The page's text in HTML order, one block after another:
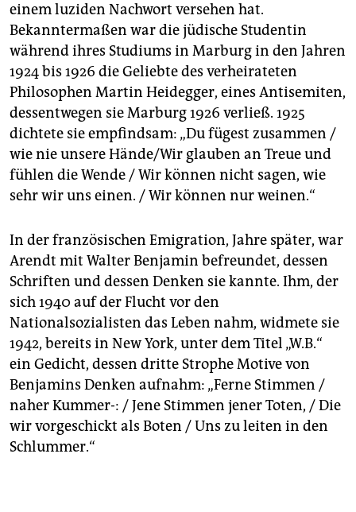
einem luziden Nachwort versehen hat.
Bekanntermaßen war die jüdische Studentin
während ihres Studiums in Marburg in den Jahren
1924 bis 1926 die Geliebte des verheirateten
Philosophen Martin Heidegger, eines Antisemiten,
dessentwegen sie Marburg 1926 verließ. 1925
dichtete sie empfindsam: „Du fügest zusammen /
wie nie unsere Hände/Wir glauben an Treue und
fühlen die Wende / Wir können nicht sagen, wie
sehr wir uns einen. / Wir können nur weinen.“
In der französischen Emigration, Jahre später, war
Arendt mit Walter Benjamin befreundet, dessen
Schriften und dessen Denken sie kannte. Ihm, der
sich 1940 auf der Flucht vor den
Nationalsozialisten das Leben nahm, widmete sie
1942, bereits in New York, unter dem Titel „W.B.“
ein Gedicht, dessen dritte Strophe Motive von
Benjamins Denken aufnahm: „Ferne Stimmen /
naher Kummer-: / Jene Stimmen jener Toten, / Die
wir vorgeschickt als Boten / Uns zu leiten in den
Schlummer.“